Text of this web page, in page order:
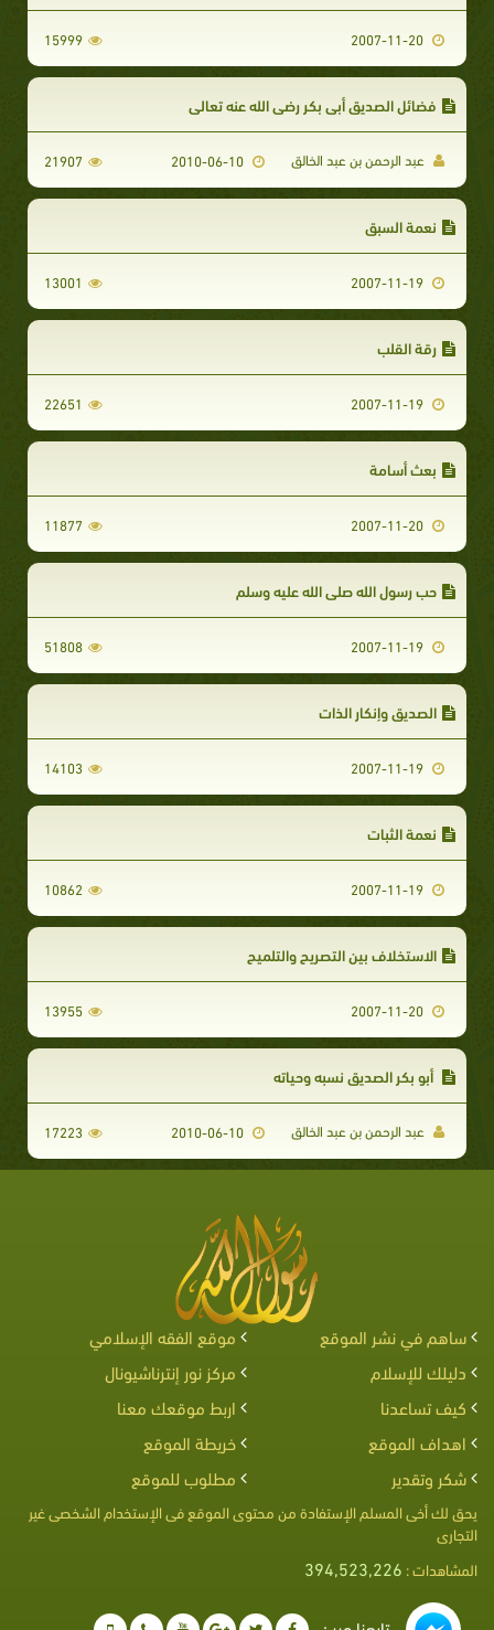
15999
فضائل الصديق أبي بكر رضي الله عنه تعالى
عبد الرحمن بن عبد الخالق 21907
نعمة السبق
13001
رقة القلب
22651
بعث أسامة
11877
حب رسول الله صلى الله عليه وسلم
51808
الصديق وإنكار الذات
14103
نعمة الثبات
10862
الاستخلاف بين التصريح والتلميح
13955
أبو بكر الصديق نسبه وحياته
عبد الرحمن بن عبد الخالق 17223
ساهم في نشر الموقع
موقع الفقه الإسلامي
دليلك للإسلام
مركز نور إنترناشيونال
كيف تساعدنا
اربط موقعك معنا
اهداف الموقع
خريطة الموقع
شكر وتقدير
مطلوب للموقع
يحق لك أخى المسلم الإستفادة من محتوى الموقع فى الإستخدام الشخصى غير
التجارى
المشاهدات : 394,523,226